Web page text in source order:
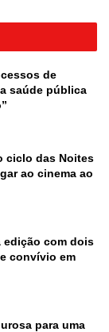
de
saúde pública
ciclo das Noites
ao cinema ao
edição com dois
convívio em
para uma